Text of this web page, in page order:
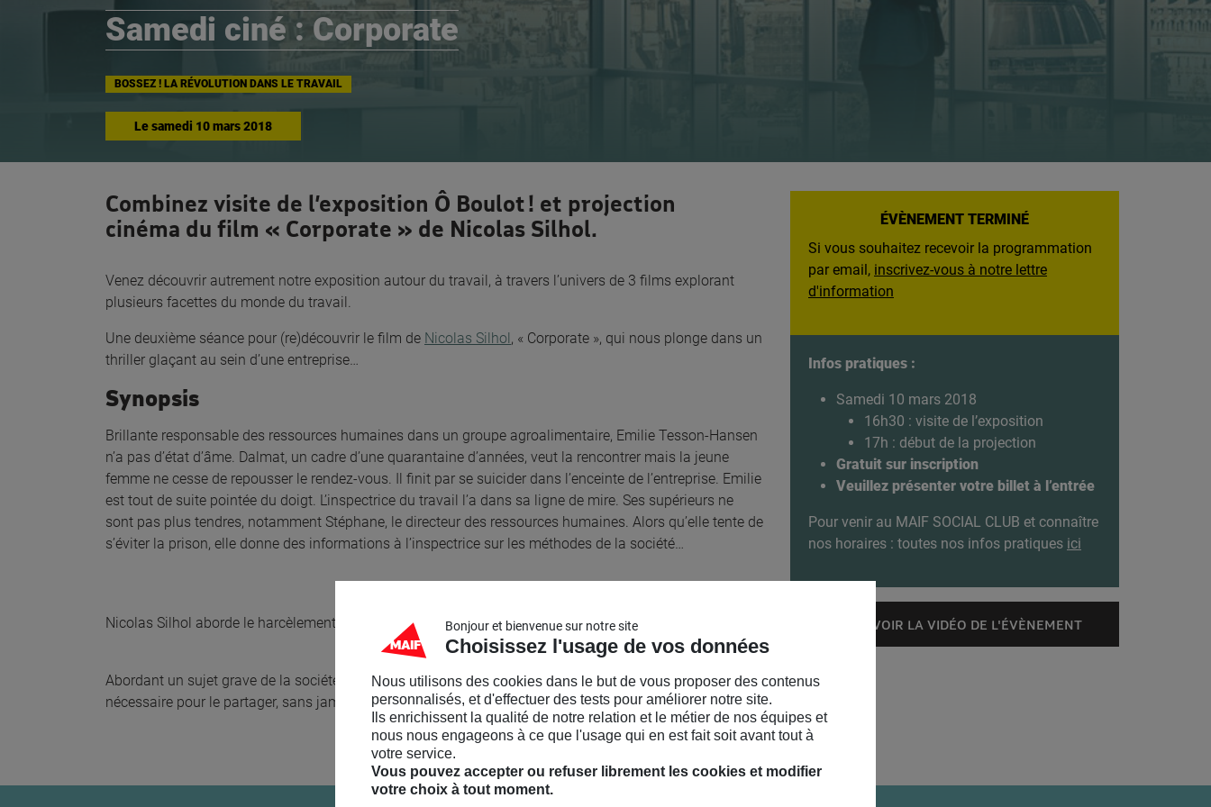
Samedi ciné : Corporate
BOSSEZ ! LA RÉVOLUTION DANS LE TRAVAIL
Lesamedi 10 mars 2018
Combinez visite de l’exposition Ô Boulot ! et projection
cinéma du film « Corporate » de Nicolas Silhol.
Venez découvrir autrement notre exposition autour du travail, à travers l’univers de 3 films explorant
plusieurs facettes du monde du travail.
Une deuxième séance pour (re)découvrir le film de Nicolas Silhol, « Corporate », qui nous plonge dans un
thriller glaçant au sein d’une entreprise…
Synopsis
Brillante responsable des ressources humaines dans un groupe agroalimentaire, Emilie Tesson-Hansen
n’a pas d’état d’âme. Dalmat, un cadre d’une quarantaine d’années, veut la rencontrer mais la jeune
femme ne cesse de repousser le rendez-vous. Il finit par se suicider dans l’enceinte de l’entreprise. Emilie
est tout de suite pointée du doigt. L’inspectrice du travail l’a dans sa ligne de mire. Ses supérieurs ne
sont pas plus tendres, notamment Stéphane, le directeur des ressources humaines. Alors qu’elle tente de
s’éviter la prison, elle donne des informations à l’inspectrice sur les méthodes de la société…
Nicolas Silhol aborde le harcèlement en entreprise sans concession. Un thriller magistral. Le Firago
Abordant un sujet grave de la société actuelle, Nicolas Silhol le traite avec acuité et la dramaturgie
nécessaire pour le partager, sans jamais relâcher l’intérêt du spectateur.Culturebox – France Télévisions
ÉVÈNEMENT TERMINÉ
Si vous souhaitez recevoir la programmation
par email, inscrivez-vous à notre lettre
d'information
Infos pratiques :
Samedi 10 mars 2018
16h30 : visite de l’exposition
17h : début de la projection
Gratuit sur inscription
Veuillez présenter votre billet à l’entrée
Pour venir au MAIF SOCIAL CLUB et connaître
nos horaires : toutes nos infos pratiques ici
VOIR LA VIDÉO DE L'ÉVÈNEMENT
Bonjour et bienvenue sur notre site
Choisissez l'usage de vos données
Nous utilisons des cookies dans le but de vous proposer des contenus
personnalisés, et d'effectuer des tests pour améliorer notre site.
Ils enrichissent la qualité de notre relation et le métier de nos équipes et
nous nous engageons à ce que l'usage qui en est fait soit avant tout à
votre service.
Vous pouvez accepter ou refuser librement les cookies et modifier
votre choix à tout moment.